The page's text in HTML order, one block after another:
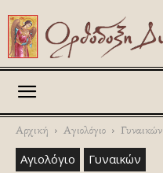
Αρχική Αγιολόγιο Γυναικών
Αγιολόγιο Γυναικών